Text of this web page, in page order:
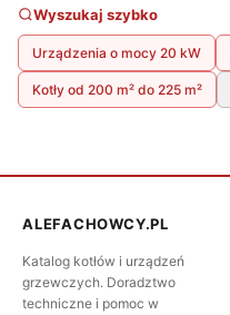
Wyszukaj szybko
Urządzenia o mocy 20 kW
Kotły od 200 m² do 225 m²
ALEFACHOWCY.PL
Katalog kotłów i urządzeń
grzewczych. Doradztwo
techniczne i pomoc w